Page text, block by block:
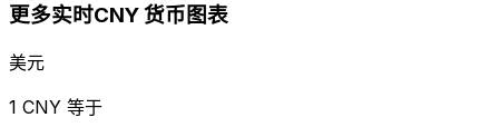
更多实时CNY 货币图表
美元
1 CNY 等于